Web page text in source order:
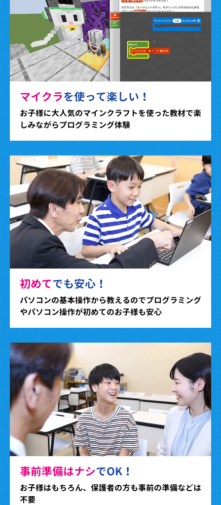
マイクラを使って楽しい！
お子様に大人気のマインクラフトを使った教材で楽
しみながらプログラミング体験
初めてでも安心！
パソコンの基本操作から教えるのでプログラミング
やパソコン操作が初めてのお子様も安心
事前準備はナシでOK！
お子様はもちろん、保護者の方も事前の準備などは
不要